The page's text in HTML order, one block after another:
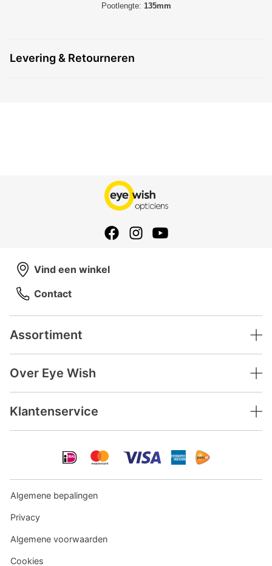
Pootlengte: 135mm
Levering & Retourneren
Assortiment
Over Eye Wish
Klantenservice
Vind een winkel
Contact
Algemene bepalingen
Privacy
Algemene voorwaarden
Cookies